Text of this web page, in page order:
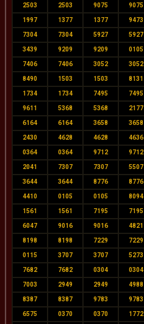
2503 2503 9075 9075
1997 1377 1377 9473
7304 7304 5927 5927
3439 9209 9209 0105
7406 7406 3052 3052
8490 1503 1503 8131
1734 1734 7495 7495
9611 5368 5368 2177
6164 6164 3658 3658
2430 4628 4628 4636
0364 0364 9712 9712
2041 7307 7307 5507
3644 3644 8776 8776
4410 0105 0105 8094
1561 1561 7195 7195
6047 9016 9016 4821
8198 8198 7229 7229
0115 3707 3707 5273
7682 7682 0304 0304
7003 2949 2949 4988
8387 8387 9783 9783
6575 0370 0370 1772